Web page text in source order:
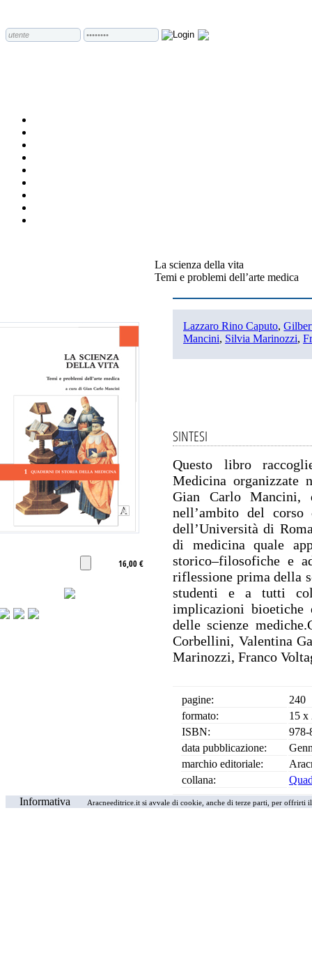
La scienza della vita
Temi e problemi dell’arte medica
16,00 €
Lazzaro Rino Caputo,
Mancini, Silvia Marinozzi,
SINTESI
Questo libro
Medicina organizzate
Gian Carlo Mancini,
nell’ambito del
dell’Università di
di medicina quale
storico–filosofiche e
riflessione prima della
studenti e a tutti
implicazioni bioetiche
delle scienze
Corbellini, Valentina
Marinozzi, Franco
pagine:
240
formato:
15 x
ISBN:
978-
data pubblicazione:
marchio editoriale:
collana:
Informativa
Aracneeditrice.it si avvale di cookie, anche di terze parti, per